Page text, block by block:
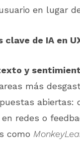
en lugar
clave de IA en
y
más
abiertas:
redes o
como